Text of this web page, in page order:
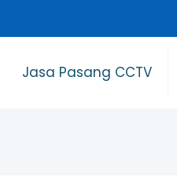
Jasa Pasang CCTV